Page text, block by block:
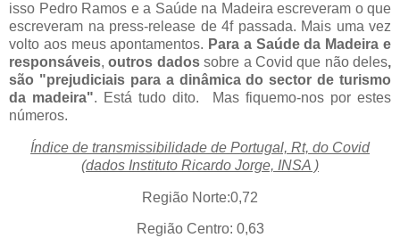
isso Pedro Ramos e a Saúde na Madeira escreveram o que
escreveram na press-release de 4f passada. Mais uma vez
volto aos meus apontamentos. Para a Saúde da Madeira e
responsáveis, outros dadossobre a Covid que não deles,
são "prejudiciais para a dinâmica do sector de turismo
da madeira". Está tudo dito.
Mas fiquemo-nos por estes
números.
Índice de transmissibilidade de Portugal, Rt, do Covid
(dados Instituto Ricardo Jorge, INSA )
Região Norte:0,72
Região Centro: 0,63